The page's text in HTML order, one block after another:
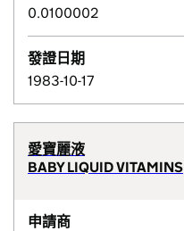
0.0100002
發證日期
1983-10-17
愛寶麗液
BABY LIQUID VITAMINS
申請商